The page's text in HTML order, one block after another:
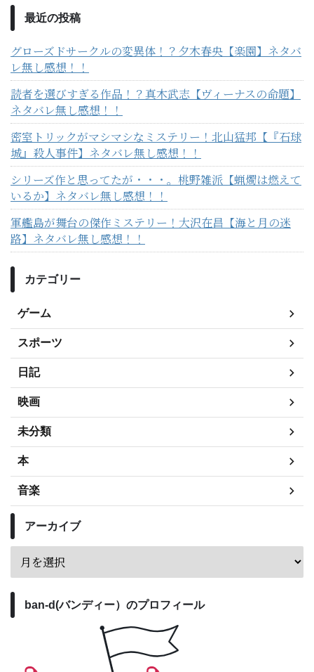
最近の投稿
グローズドサークルの変異体！？夕木春央【楽園】ネタバ
レ無し感想！！
読者を選びすぎる作品！？真木武志【ヴィーナスの命題】
ネタバレ無し感想！！
密室トリックがマシマシなミステリー！北山猛邦【『石球
城』殺人事件】ネタバレ無し感想！！
シリーズ作と思ってたが・・・。桃野雑派【蝋燭は燃えて
いるか】ネタバレ無し感想！！
軍艦島が舞台の傑作ミステリー！大沢在昌【海と月の迷
路】ネタバレ無し感想！！
カテゴリー
ゲーム
スポーツ
日記
映画
未分類
本
音楽
アーカイブ
ban-d(バンディー）のプロフィール